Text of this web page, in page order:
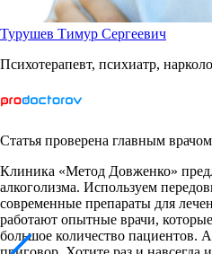
Турушев Тимур Сергеевич
Психотерапевт, психиатр,
Статья проверена главным
Клиника «Метод Довженко»
алкоголизма. Используем
современные препараты для
работают опытные врачи,
большое количество пациентов.